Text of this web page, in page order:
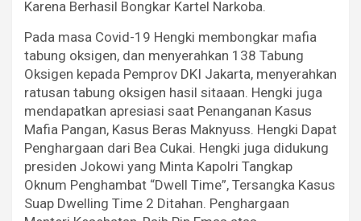
Karena Berhasil Bongkar Kartel Narkoba.
Pada masa Covid-19 Hengki membongkar mafia
tabung oksigen, dan menyerahkan 138 Tabung
Oksigen kepada Pemprov DKI Jakarta, menyerahkan
ratusan tabung oksigen hasil sitaaan. Hengki juga
mendapatkan apresiasi saat Penanganan Kasus
Mafia Pangan, Kasus Beras Maknyuss. Hengki Dapat
Penghargaan dari Bea Cukai. Hengki juga didukung
presiden Jokowi yang Minta Kapolri Tangkap
Oknum Penghambat “Dwell Time”, Tersangka Kasus
Suap Dwelling Time 2 Ditahan. Penghargaan